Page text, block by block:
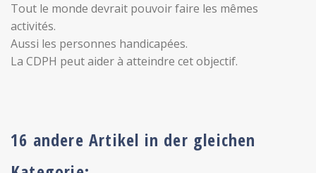
Tout le monde devrait pouvoir faire les mêmes
activités.
Aussi les personnes handicapées.
La CDPH peut aider à atteindre cet objectif.
16 andere Artikel in der gleichen